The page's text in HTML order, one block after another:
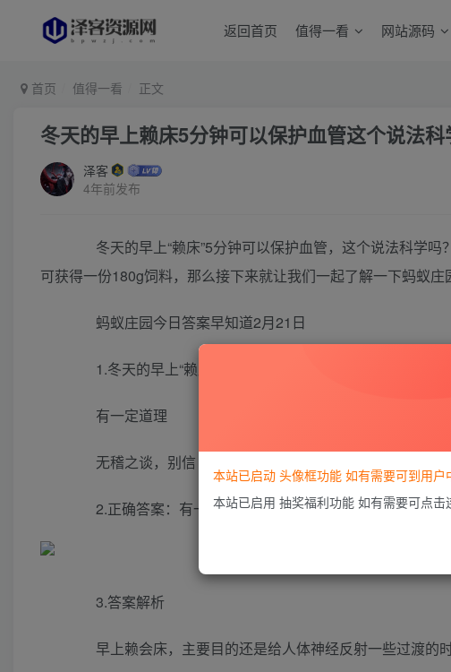
返回首页 值得一看 网站源码
首页 值得一看 正文
冬天的早上赖床5分钟可以保护血管这个说法
泽客
4年前发布
冬天的早上“赖床”5分钟可以保护血管，这个说法科学吗
可获得一份180g饲料，那么接下来就让我们一起了解一下蚂蚁庄
蚂蚁庄园今日答案早知道2月21日
1.冬天的早上“赖床”5分钟可以保护血管，这个说法科学吗
有一定道理
无稽之谈，别信
2.正确答案：有一定道理
3.答案解析
早上赖会床，主要目的还是给人体神经反射一些过渡的
本站已启动 头像框功能 如有需要可到用户
本站已启用 抽奖福利功能 如有需要可点击